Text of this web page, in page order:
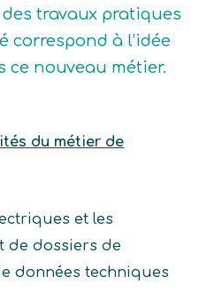
travaux pratiques
correspond à l’idée
ce nouveau métier.
du métier de
et les
de dossiers de
données techniques